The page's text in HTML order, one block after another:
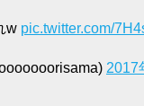
w pic.twitter.com/
2017